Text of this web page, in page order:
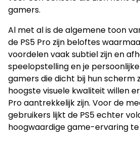
gamers.
Al met al is de algemene toon
de PS5 Pro zijn beloftes
voordelen vaak subtiel zijn en
speelopstelling en je
gamers die dicht bij hun scherm
hoogste visuele kwaliteit willen
Pro aantrekkelijk zijn. Voor de
gebruikers lijkt de PS5 echter
hoogwaardige game-ervaring